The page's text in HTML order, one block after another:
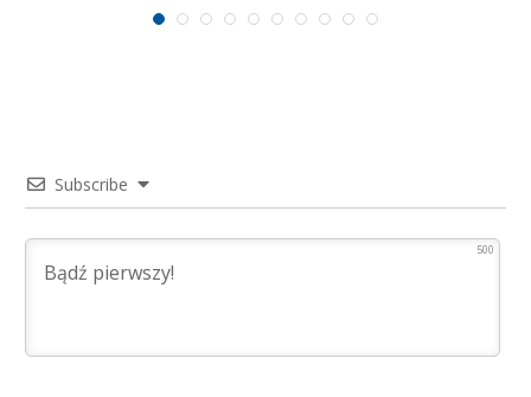
Subscribe
500